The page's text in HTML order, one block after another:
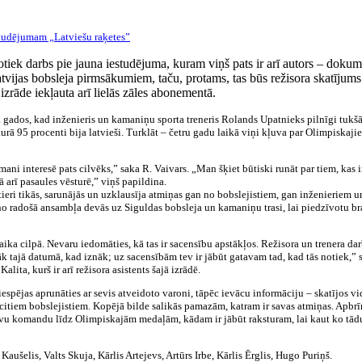
darbs pie jauna iestudējuma, kuram viņš pats ir arī autors –
bobsleja pirmsākumiem, taču, protams, tas būs režisora
iekļauta arī lielās zāles abonementā.
kad inženieris un kamaniņu sporta treneris Rolands Upatnieks pilnīgi
95 procenti bija latvieši. Turklāt – četru gadu laikā viņi kļuva par
interesē pats cilvēks,” saka R. Vaivars. „Man šķiet būtiski runāt par tiem, kas
pasaules vēsturē,” viņš papildina.
tikās, sarunājās un uzklausīja atmiņas gan no bobslejistiem, gan inženieriem
ansambļa devās uz Siguldas bobsleja un kamaniņu trasi, lai piedzīvotu
cilpā. Nevaru iedomāties, kā tas ir sacensību apstākļos. Režisora un trenera
datumā, kad iznāk; uz sacensībām tev ir jābūt gatavam tad, kad tās notiek,”
kurš ir arī režisora asistents šajā izrādē.
aprunāties ar sevis atveidoto varoni, tāpēc ievācu informāciju – skatījos
bobslejistiem. Kopējā bilde salikās pamazām, katram ir savas atmiņas.
komandu līdz Olimpiskajām medaļām, kādam ir jābūt raksturam, lai kaut ko
Valts Skuja, Kārlis Artejevs, Artūrs Irbe, Kārlis Ērglis, Hugo Puriņš.